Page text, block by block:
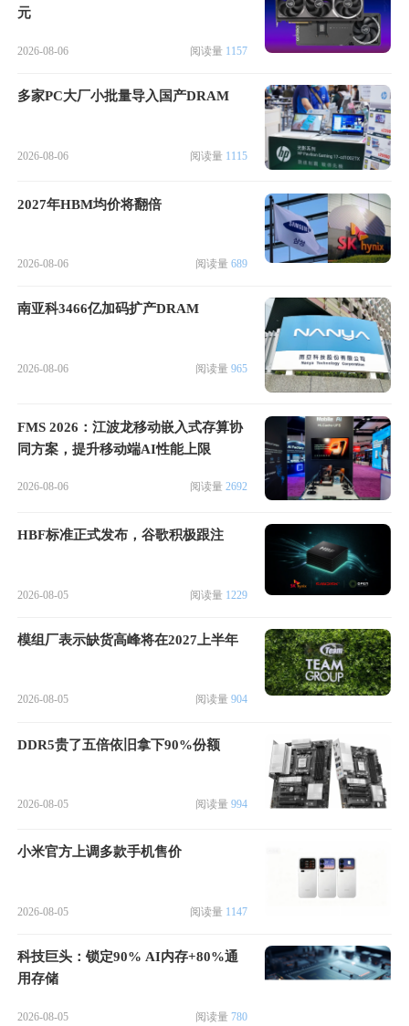
元
2026-08-06 阅读量 1157
多家PC大厂小批量导入国产DRAM
2026-08-06 阅读量 1115
2027年HBM均价将翻倍
2026-08-06 阅读量 689
南亚科3466亿加码扩产DRAM
2026-08-06 阅读量 965
FMS 2026：江波龙移动嵌入式存算协
同方案，提升移动端AI性能上限
2026-08-06 阅读量 2692
HBF标准正式发布，谷歌积极跟注
2026-08-05 阅读量 1229
模组厂表示缺货高峰将在2027上半年
2026-08-05 阅读量 904
DDR5贵了五倍依旧拿下90%份额
2026-08-05 阅读量 994
小米官方上调多款手机售价
2026-08-05 阅读量 1147
科技巨头：锁定90% AI内存+80%通
用存储
2026-08-05 阅读量 780